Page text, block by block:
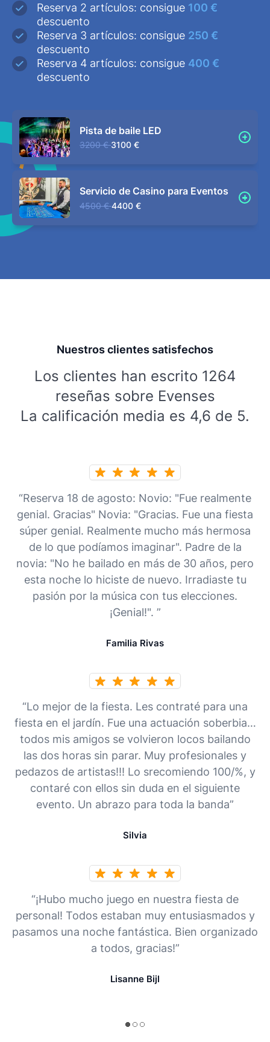
Reserva 2 artículos: consigue 100 €
descuento
Reserva 3 artículos: consigue 250 €
descuento
Reserva 4 artículos: consigue 400 €
descuento
Pista de baile LED
3200 € 3100 €
Servicio de Casino para Eventos
4500 € 4400 €
Nuestros clientes satisfechos
Los clientes han escrito 1264
reseñas sobre Evenses
La calificación media es 4,6 de 5.
“Reserva 18 de agosto: Novio: "Fue realmente
genial. Gracias" Novia: "Gracias. Fue una fiesta
súper genial. Realmente mucho más hermosa
de lo que podíamos imaginar". Padre de la
novia: "No he bailado en más de 30 años, pero
esta noche lo hiciste de nuevo. Irradiaste tu
pasión por la música con tus elecciones.
¡Genial!". ”
Familia Rivas
“Lo mejor de la fiesta. Les contraté para una
fiesta en el jardín. Fue una actuación soberbia…
todos mis amigos se volvieron locos bailando
las dos horas sin parar. Muy profesionales y
pedazos de artistas!!! Lo srecomiendo 100/%, y
contaré con ellos sin duda en el siguiente
evento. Un abrazo para toda la banda”
Silvia
“¡Hubo mucho juego en nuestra fiesta de
personal! Todos estaban muy entusiasmados y
pasamos una noche fantástica. Bien organizado
a todos, gracias!”
Lisanne Bijl